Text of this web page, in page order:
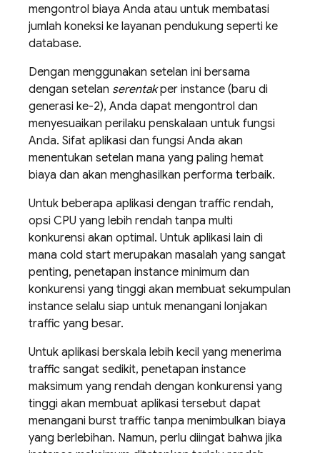
mengontrol biaya Anda atau untuk membatasi
jumlah koneksi ke layanan pendukung seperti ke
database.
Dengan menggunakan setelan ini bersama
dengan setelan serentakper instance (baru di
generasi ke-2), Anda dapat mengontrol dan
menyesuaikan perilaku penskalaan untuk fungsi
Anda. Sifat aplikasi dan fungsi Anda akan
menentukan setelan mana yang paling hemat
biaya dan akan menghasilkan performa terbaik.
Untuk beberapa aplikasi dengan traffic rendah,
opsi CPU yang lebih rendah tanpa multi
konkurensi akan optimal. Untuk aplikasi lain di
mana cold start merupakan masalah yang sangat
penting, penetapan instance minimum dan
konkurensi yang tinggi akan membuat sekumpulan
instance selalu siap untuk menangani lonjakan
traffic yang besar.
Untuk aplikasi berskala lebih kecil yang menerima
traffic sangat sedikit, penetapan instance
maksimum yang rendah dengan konkurensi yang
tinggi akan membuat aplikasi tersebut dapat
menangani burst traffic tanpa menimbulkan biaya
yang berlebihan. Namun, perlu diingat bahwa jika